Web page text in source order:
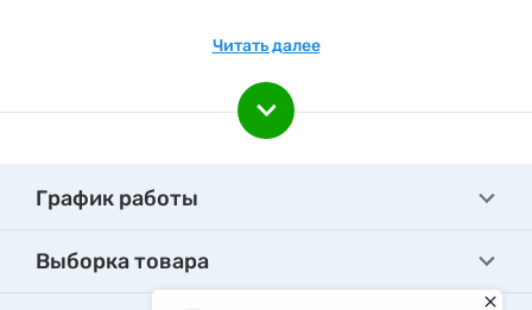
Читать далее
График работы
Выборка товара